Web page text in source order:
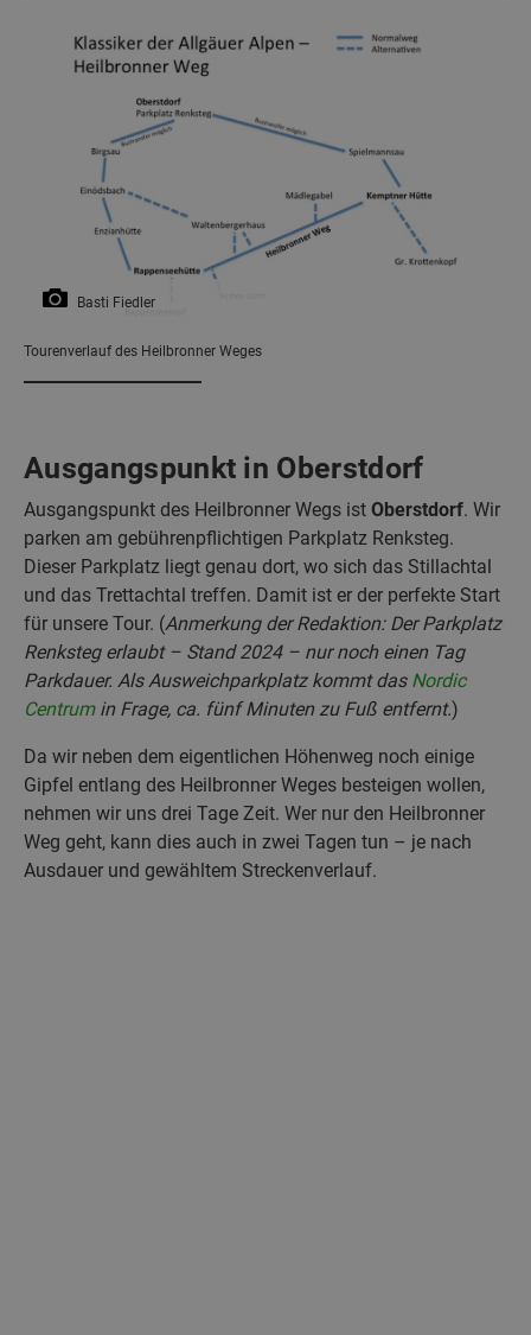
Basti Fiedler
Tourenverlauf des Heilbronner Weges
Ausgangspunkt in Oberstdorf
Ausgangspunkt des Heilbronner Wegs ist Oberstdorf. Wir
parken am gebührenpflichtigen Parkplatz Renksteg.
Dieser Parkplatz liegt genau dort, wo sich das Stillachtal
und das Trettachtal treffen. Damit ist er der perfekte Start
für unsere Tour. (Anmerkung der Redaktion: Der Parkplatz
Renksteg erlaubt – Stand 2024 – nur noch einen Tag
Parkdauer. Als Ausweichparkplatz kommt das Nordic
Centrumin Frage, ca. fünf Minuten zu Fuß entfernt.)
Da wir neben dem eigentlichen Höhenweg noch einige
Gipfel entlang des Heilbronner Weges besteigen wollen,
nehmen wir uns drei Tage Zeit. Wer nur den Heilbronner
Weg geht, kann dies auch in zwei Tagen tun – je nach
Ausdauer und gewähltem Streckenverlauf.